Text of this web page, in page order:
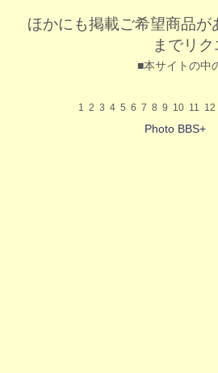
ほかにも掲載ご希望商品が
までリ
■本サイトの中
1 2 3 4 5 6 7 8 9 10 11 12
Photo BBS+